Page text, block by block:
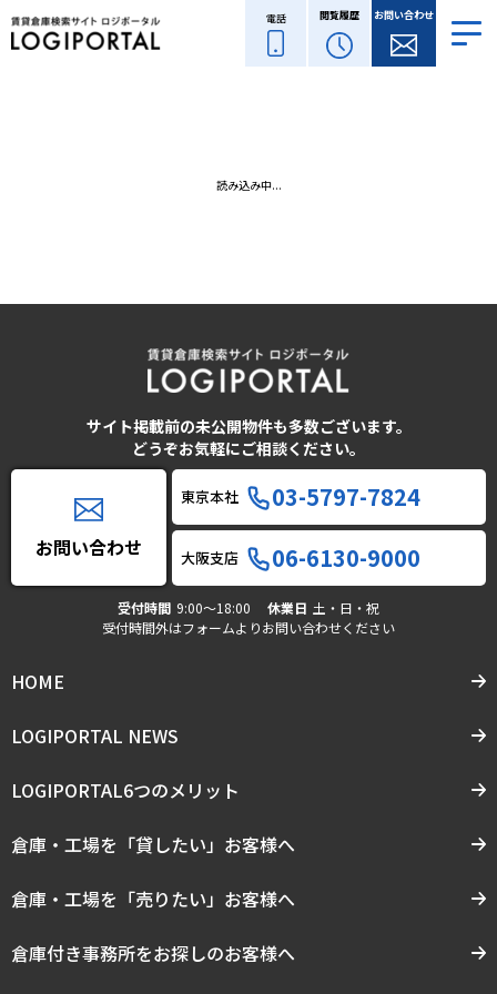
電話 閲覧履歴 お問い合わせ
読み込み中...
サイト掲載前の未公開物件も多数ございます。
どうぞお気軽にご相談ください。
お問い合わせ
東京本社 03-5797-7824
大阪支店 06-6130-9000
受付時間 9:00〜18:00 休業日 土・日・祝
受付時間外はフォームよりお問い合わせください
HOME
LOGIPORTAL NEWS
LOGIPORTAL6つのメリット
倉庫・工場を「貸したい」お客様へ
倉庫・工場を「売りたい」お客様へ
倉庫付き事務所をお探しのお客様へ